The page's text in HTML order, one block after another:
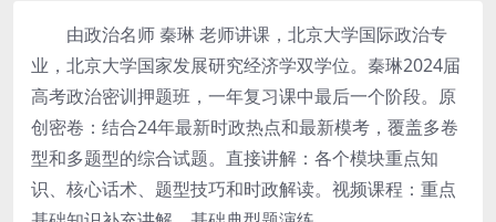
由政治名师 秦琳 老师讲课，北京大学国际政治专
业，北京大学国家发展研究经济学双学位。秦琳2024届
高考政治密训押题班，一年复习课中最后一个阶段。原
创密卷：结合24年最新时政热点和最新模考，覆盖多卷
型和多题型的综合试题。直接讲解：各个模块重点知
识、核心话术、题型技巧和时政解读。视频课程：重点